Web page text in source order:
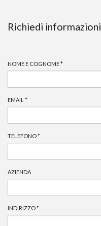
Richiedi informazioni
NOME E COGNOME*
EMAIL *
TELEFONO*
AZIENDA
INDIRIZZO*